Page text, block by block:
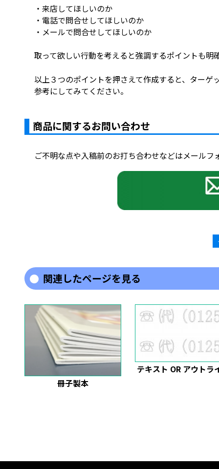
・来店してほしいのか
・電話で問合せしてほしいのか
・メールで問合せしてほしいのか
取って欲しい行動を考えると強調するポイントも明
以上３つのポイントを押さえて作成すると、ター
参考にしてみてください。
商品に関するお問い合わせ
ご不明な点や入稿前のお打ち合わせなどはメールフ
関連したページを見る
冊子製本
テキスト OR アウトラ